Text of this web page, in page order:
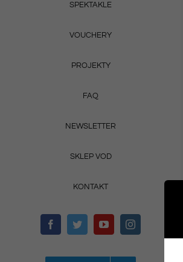
SPEKTAKLE
VOUCHERY
PROJEKTY
FAQ
NEWSLETTER
SKLEP VOD
KONTAKT